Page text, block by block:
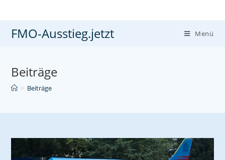
springen
FMO-Ausstieg.jetzt Menü
Beiträge
> Beiträge